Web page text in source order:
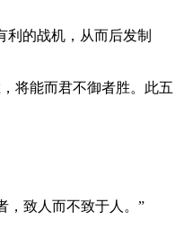
的战机，从而后发制
将能而君不御者胜。此五
，致人而不致于人。”